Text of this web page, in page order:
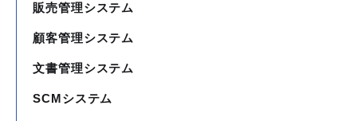
販売管理システム
顧客管理システム
文書管理システム
SCMシステム